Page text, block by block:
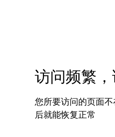
访问频繁
您所要访问的页面
后就能恢复正常